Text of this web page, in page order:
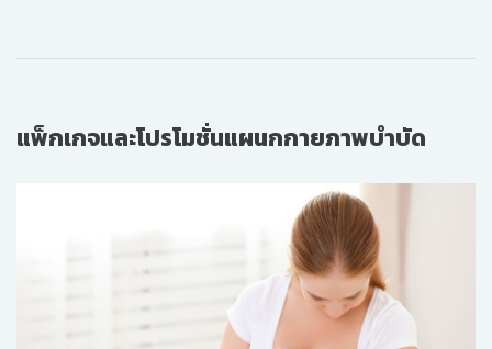
แพ็กเกจและโปรโมชั่นแผนกกายภาพบำบัด